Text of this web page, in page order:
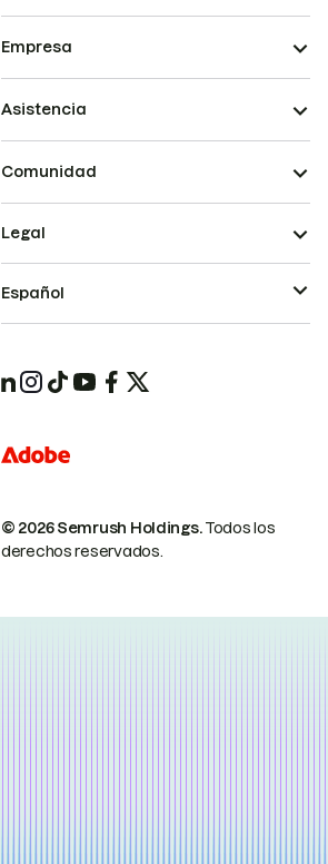
Empresa
Asistencia
Comunidad
© 2026 Semrush Holdings.Todos los
derechos reservados.
Legal
Español